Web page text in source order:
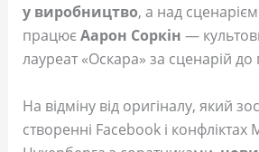
у виробництво, а над
працює Аарон Соркін —
лауреат «Оскара» за сценарій
На відміну від оригіналу, який
створенні Facebook і конфліктах